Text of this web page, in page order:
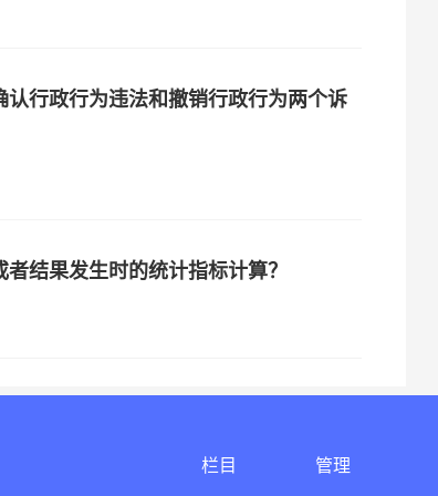
行政行为违法和撤销行政行为两个诉
结果发生时的统计指标计算？
栏目 管理